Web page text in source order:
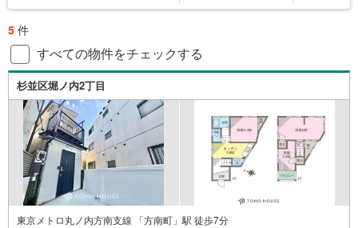
5 件
すべての物件をチェックする
杉並区堀ノ内2丁目
東京メトロ丸ノ内方南支線 「方南町」駅 徒歩7分